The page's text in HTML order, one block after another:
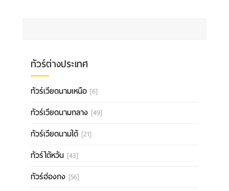
ทัวร์ต่างประเทศ
ทัวร์เวียดนามเหนือ [6]
ทัวร์เวียดนามกลาง [49]
ทัวร์เวียดนามใต้ [21]
ทัวร์ไต้หวัน [43]
ทัวร์ฮ่องกง [56]